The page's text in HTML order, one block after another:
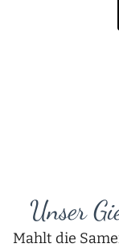
Unser
Mahlt die